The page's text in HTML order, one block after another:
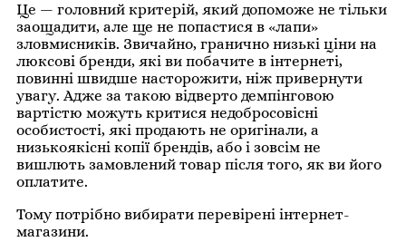
Це — головний критерій, який допоможе не тільки
заощадити, але ще не попастися в «лапи»
зловмисників. Звичайно, гранично низькі ціни на
люксові бренди, які ви побачите в інтернеті,
повинні швидше насторожити, ніж привернути
увагу. Адже за такою відверто демпінговою
вартістю можуть критися недобросовісні
особистості, які продають не оригінали, а
низькоякісні копії брендів, або і зовсім не
вишлють замовлений товар після того, як ви його
оплатите.
Тому потрібно вибирати перевірені інтернет-
магазини.